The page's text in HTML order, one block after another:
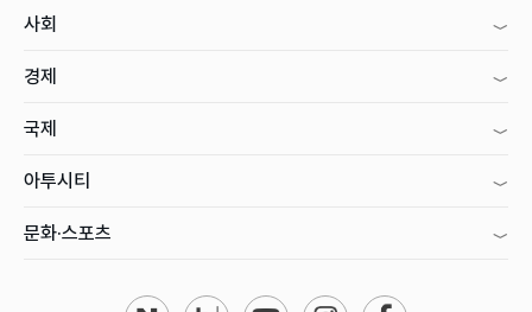
사회
경제
국제
아투시티
문화·스포츠